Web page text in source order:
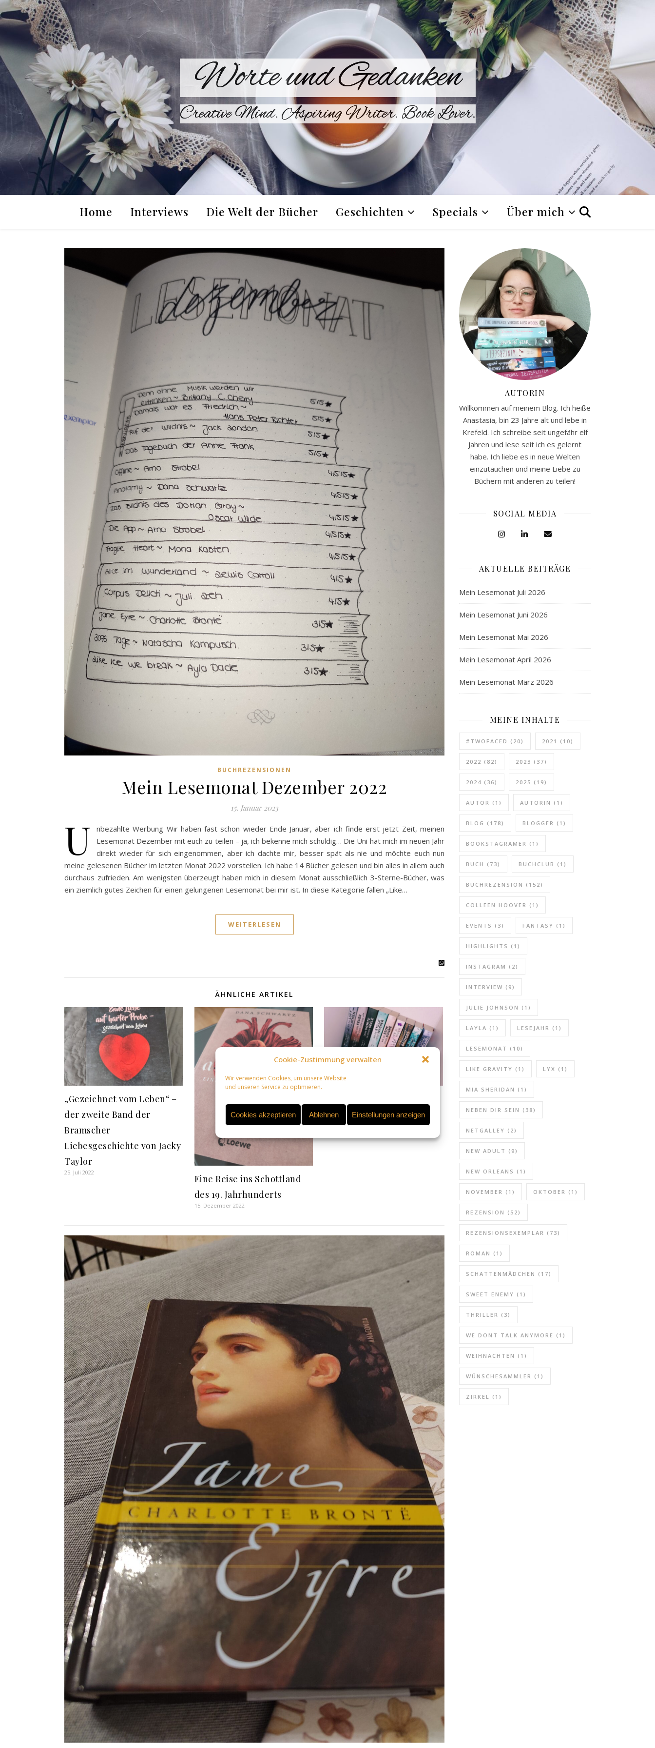
Cookie-Zustimmung verwalten
Wir verwenden Cookies, um unsere Website
und unseren Service zu optimieren.
Cookies akzeptieren Ablehnen Einstellungen anzeigen
Worte und Gedanken
Creative Mind. Aspiring Writer. Book Lover.
Home Interviews Die Welt der Bücher Geschichten Specials Über mich
BUCHREZENSIONEN
Mein Lesemonat Dezember 2022
15. Januar 2023
u
nbezahlte Werbung Wir haben fast schon wieder Ende Januar, aber ich finde erst jetzt Zeit, meinen
Lesemonat Dezember mit euch zu teilen – ja, ich bekenne mich schuldig… Die Uni hat mich im neuen Jahr
direkt wieder für sich eingenommen, aber ich dachte mir, besser spät als nie und möchte euch nun
meine gelesenen Bücher im letzten Monat 2022 vorstellen. Ich habe 14 Bücher gelesen und bin alles in allem auch
durchaus zufrieden. Am wenigsten überzeugt haben mich in diesem Monat ausschließlich 3-Sterne-Bücher, was
ein ziemlich gutes Zeichen für einen gelungenen Lesemonat bei mir ist. In diese Kategorie fallen „Like…
WEITERLESEN
ÄHNLICHE ARTIKEL
„Gezeichnet vom Leben“ –
der zweite Band der
Bramscher
Liebesgeschichte von Jacky
Taylor
25. Juli 2022
Eine Reise ins Schottland
des 19. Jahrhunderts
15. Dezember 2022
fühlen, wenn…?
5. Januar 2021
AUTORIN
Willkommen auf meinem Blog. Ich heiße
Anastasia, bin 23 Jahre alt und lebe in
Krefeld. Ich schreibe seit ungefähr elf
Jahren und lese seit ich es gelernt
habe. Ich liebe es in neue Welten
einzutauchen und meine Liebe zu
Büchern mit anderen zu teilen!
SOCIAL MEDIA
AKTUELLE BEITRÄGE
Mein Lesemonat Juli 2026
Mein Lesemonat Juni 2026
Mein Lesemonat Mai 2026
Mein Lesemonat April 2026
Mein Lesemonat März 2026
MEINE INHALTE
#TWOFACED (20) 2021 (10)
2022 (82) 2023 (37)
2024 (36) 2025 (19)
AUTOR (1) AUTORIN (1)
BLOG (178) BLOGGER (1)
BOOKSTAGRAMER (1)
BUCH (73) BUCHCLUB (1)
BUCHREZENSION (152)
COLLEEN HOOVER (1)
EVENTS (3) FANTASY (1)
HIGHLIGHTS (1)
INSTAGRAM (2)
INTERVIEW (9)
JULIE JOHNSON (1)
LAYLA (1) LESEJAHR (1)
LESEMONAT (10)
LIKE GRAVITY (1) LYX (1)
MIA SHERIDAN (1)
NEBEN DIR SEIN (38)
NETGALLEY (2)
NEW ADULT (9)
NEW ORLEANS (1)
NOVEMBER (1) OKTOBER (1)
REZENSION (52)
REZENSIONSEXEMPLAR (73)
ROMAN (1)
SCHATTENMÄDCHEN (17)
SWEET ENEMY (1)
THRILLER (3)
WE DONT TALK ANYMORE (1)
WEIHNACHTEN (1)
WÜNSCHESAMMLER (1)
ZIRKEL (1)